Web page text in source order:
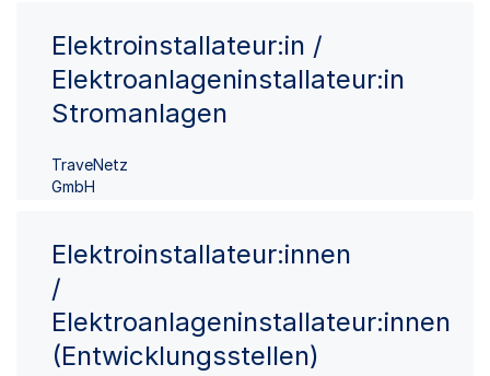
Elektroinstallateur:in /
Elektroanlageninstallateur:in
Stromanlagen
TraveNetz
GmbH
Elektroinstallateur:innen
/
Elektroanlageninstallateur:innen
(Entwicklungsstellen)